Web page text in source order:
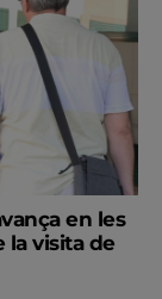
en les
la visita de